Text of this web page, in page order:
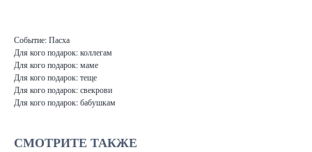
Событие: Пасха
Для кого подарок: коллегам
Для кого подарок: маме
Для кого подарок: теще
Для кого подарок: свекрови
Для кого подарок: бабушкам
СМОТРИТЕ ТАКЖЕ